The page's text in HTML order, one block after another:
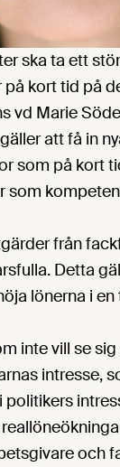
ska ta ett
kort tid på
vd Marie
att få in
som på kort
som
från
Detta
lönerna i
inte vill se
intresse,
och